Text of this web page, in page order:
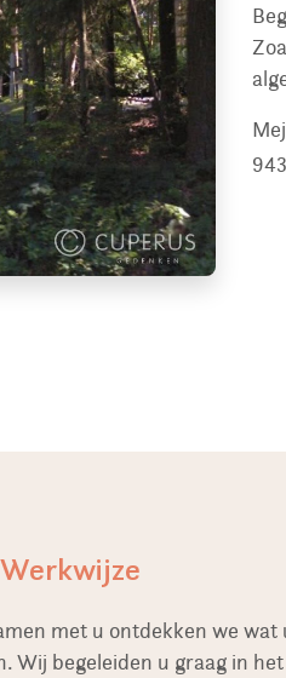
met u ontdekken we
Wij begeleiden u graag in